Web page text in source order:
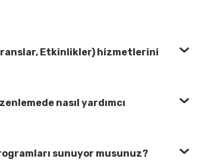
Etkinlikler) hizmetlerini
nasıl yardımcı
sunuyor musunuz?